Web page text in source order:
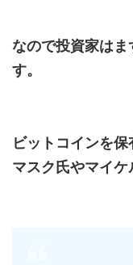
なので投資家はま
す。
ビットコインを
マスク氏やマイケ